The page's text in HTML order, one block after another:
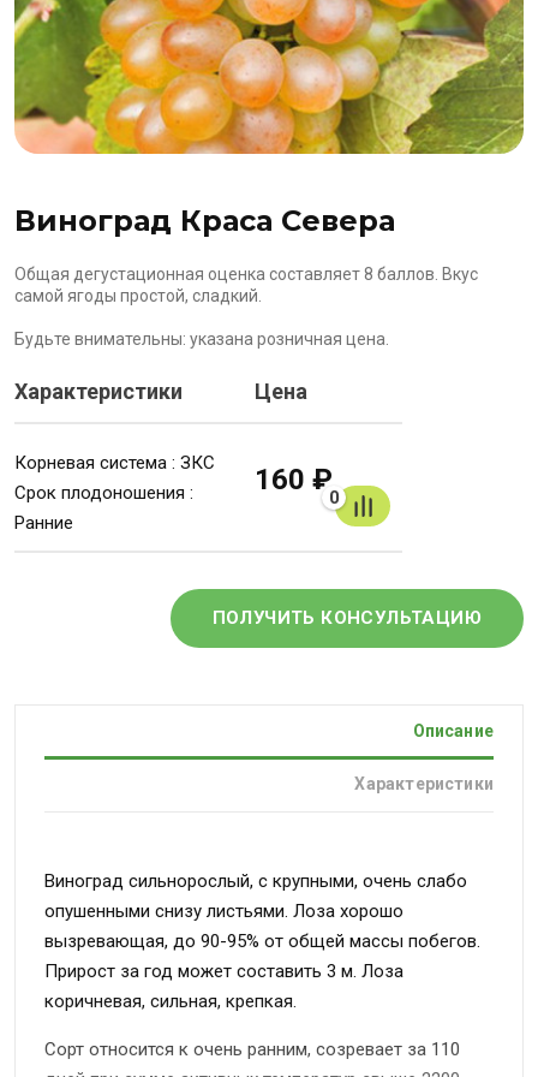
Виноград Краса Севера
Общая дегустационная оценка составляет 8 баллов. Вкус
самой ягоды простой, сладкий.
Будьте внимательны: указана розничная цена.
Характеристики Цена
Корневая система : ЗКС
Срок плодоношения :
Ранние
160 ₽
0
ПОЛУЧИТЬ КОНСУЛЬТАЦИЮ
Описание
Характеристики
Виноград сильнорослый, с крупными, очень слабо
опушенными снизу листьями. Лоза хорошо
вызревающая, до 90-95% от общей массы побегов.
Прирост за год может составить 3 м. Лоза
коричневая, сильная, крепкая.
Сорт относится к очень ранним, созревает за 110